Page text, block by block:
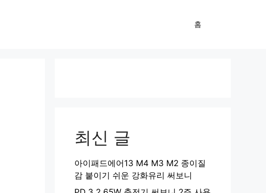
홈
최신 글
아이패드에어13 M4 M3 M2 종이질
감 붙이기 쉬운 강화유리 써보니